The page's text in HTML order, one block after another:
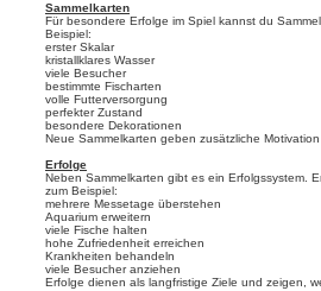
Sammelkarten
Für besondere Erfolge im Spiel kannst du
Beispiel:
erster Skalar
kristallklares Wasser
viele Besucher
bestimmte Fischarten
volle Futterversorgung
perfekter Zustand
besondere Dekorationen
Neue Sammelkarten geben zusätzliche
Erfolge
Neben Sammelkarten gibt es ein Erfolgssystem.
zum Beispiel:
mehrere Messetage überstehen
Aquarium erweitern
viele Fische halten
hohe Zufriedenheit erreichen
Krankheiten behandeln
viele Besucher anziehen
Erfolge dienen als langfristige Ziele und zeigen,